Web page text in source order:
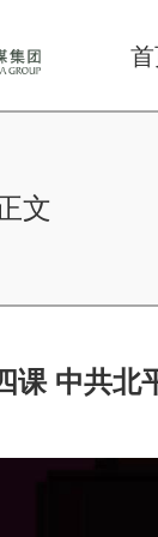
文
课 中共北